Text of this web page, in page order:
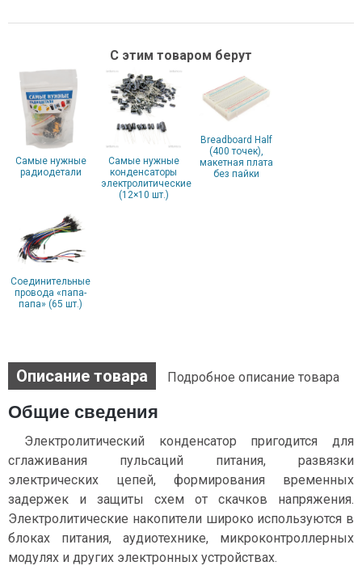
С этим товаром берут
Самые нужные
радиодетали
Самые нужные
конденсаторы
электролитические
(12×10 шт.)
Breadboard Half
(400 точек),
макетная плата
без пайки
Соединительные
провода «папа-
папа» (65 шт.)
Описание товара Подробное описание товара
Общие сведения
Электролитический конденсатор пригодится для
сглаживания пульсаций питания, развязки
электрических цепей, формирования временных
задержек и защиты схем от скачков напряжения.
Электролитические накопители широко используются в
блоках питания, аудиотехнике, микроконтроллерных
модулях и других электронных устройствах.